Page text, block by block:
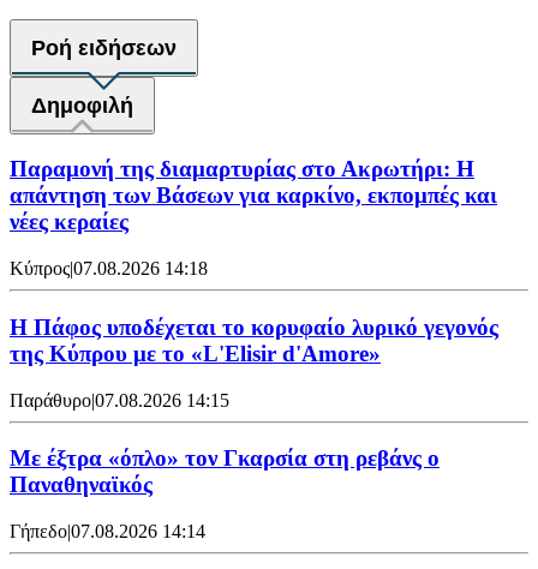
Ροή ειδήσεων
Δημοφιλή
Παραμονή της διαμαρτυρίας στο Ακρωτήρι: Η
απάντηση των Βάσεων για καρκίνο, εκπομπές και
νέες κεραίες
Κύπρος|07.08.2026 14:18
Η Πάφος υποδέχεται το κορυφαίο λυρικό γεγονός
της Κύπρου με το «L'Elisir d'Amore»
Παράθυρο|07.08.2026 14:15
Mε έξτρα «όπλο» τον Γκαρσία στη ρεβάνς ο
Παναθηναϊκός
Γήπεδο|07.08.2026 14:14